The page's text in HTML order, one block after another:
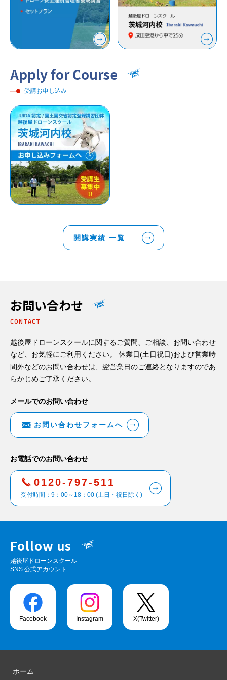
Apply for Course
受講お申し込み
開講実績 一覧
お問い合わせ
CONTACT
越後屋ドローンスクールに関するご質問、ご相談、お問い合わせ
など、お気軽にご利用ください。 休業日(土日祝日)および営業時
間外などのお問い合わせは、翌営業日のご連絡となりますのであ
らかじめご了承ください。
メールでのお問い合わせ
お問い合わせフォームへ
お電話でのお問い合わせ
0120-797-511
受付時間：9：00～18：00 (土日・祝日除く)
Follow us
越後屋ドローンスクール
SNS 公式アカウント
Facebook Instagram X(Twitter)
ホーム